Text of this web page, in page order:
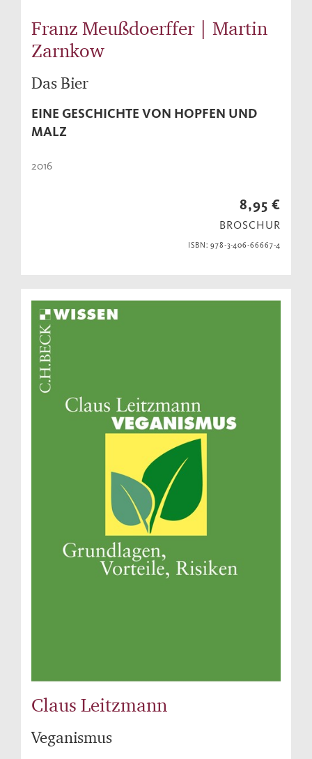
Franz Meußdoerffer | Martin
Zarnkow
Das Bier
EINE GESCHICHTE VON HOPFEN UND
MALZ
2016
8,95 €
BROSCHUR
ISBN: 978-3-406-66667-4
Claus Leitzmann
Veganismus